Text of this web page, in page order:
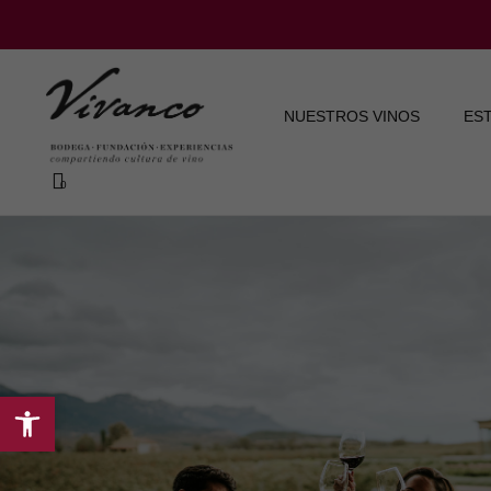
NUESTROS VINOS
Abrir
barra
de